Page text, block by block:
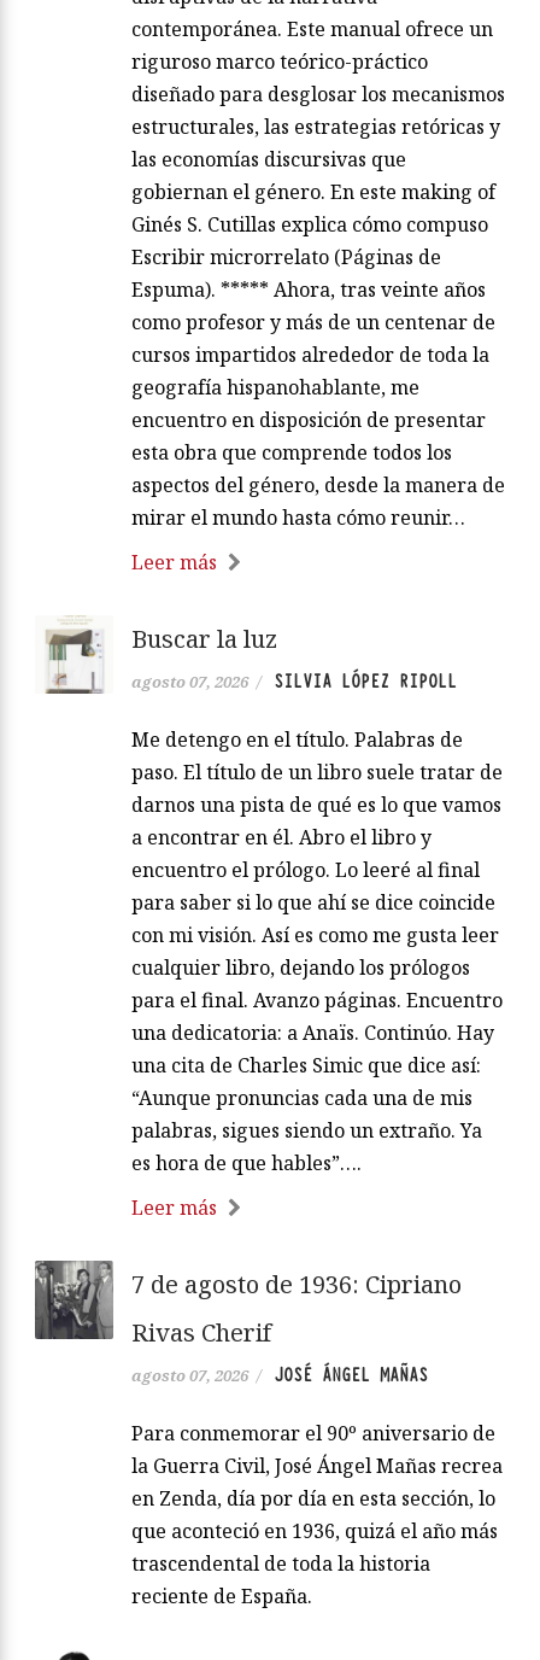
contemporánea. Este manual ofrece un
riguroso marco teórico-práctico
diseñado para desglosar los mecanismos
estructurales, las estrategias retóricas y
las economías discursivas que
gobiernan el género. En este making of
Ginés S. Cutillas explica cómo compuso
Escribir microrrelato (Páginas de
Espuma). ***** Ahora, tras veinte años
como profesor y más de un centenar de
cursos impartidos alrededor de toda la
geografía hispanohablante, me
encuentro en disposición de presentar
esta obra que comprende todos los
aspectos del género, desde la manera de
mirar el mundo hasta cómo reunir…
Leer más
Buscar la luz
agosto 07, 2026 / SILVIA LÓPEZ RIPOLL
Me detengo en el título. Palabras de
paso. El título de un libro suele tratar de
darnos una pista de qué es lo que vamos
a encontrar en él. Abro el libro y
encuentro el prólogo. Lo leeré al final
para saber si lo que ahí se dice coincide
con mi visión. Así es como me gusta leer
cualquier libro, dejando los prólogos
para el final. Avanzo páginas. Encuentro
una dedicatoria: a Anaïs. Continúo. Hay
una cita de Charles Simic que dice así:
“Aunque pronuncias cada una de mis
palabras, sigues siendo un extraño. Ya
es hora de que hables”….
Leer más
7 de agosto de 1936: Cipriano
Rivas Cherif
agosto 07, 2026 / JOSÉ ÁNGEL MAÑAS
Para conmemorar el 90º aniversario de
la Guerra Civil, José Ángel Mañas recrea
en Zenda, día por día en esta sección, lo
que aconteció en 1936, quizá el año más
trascendental de toda la historia
reciente de España.